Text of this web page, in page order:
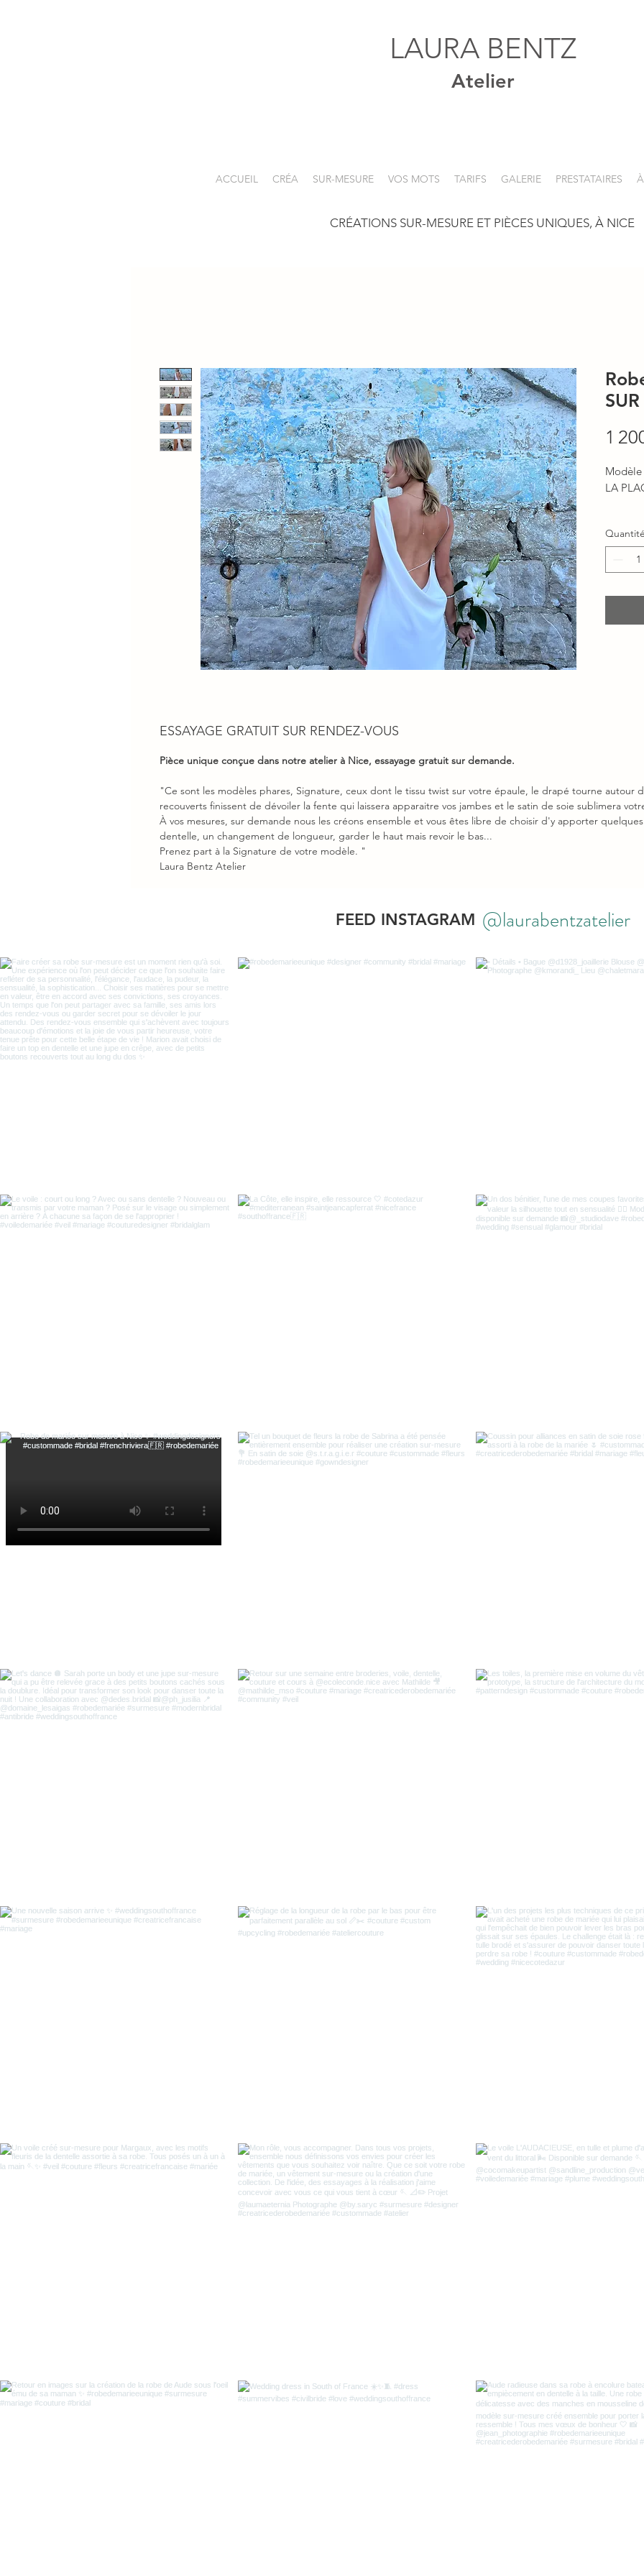
LAURA BENTZ
Atelier
ACCUEIL CRÉA SUR-MESURE VOS MOTS TARIFS GALERIE PRESTATAIRES
CRÉATIONS SUR-MESURE ET PIÈCES UNIQUES, À NICE
1
Modèle
LA
- Robe
- Tissu
-
viscose
TAILLE
-
Crédit
Quantité
ESSAYAGE GRATUIT SUR RENDEZ-VOUS
Pièce unique conçue dans notre atelier à Nice, essayage gratuit sur demande.
"Ce sont les modèles phares, Signature, ceux dont le tissu twist sur votre épaule, le drapé tourne autour
recouverts finissent de dévoiler la fente qui laissera apparaitre vos jambes et le satin de soie sublimera
À vos mesures, sur demande nous les créons ensemble et vous êtes libre de choisir d'y apporter
dentelle, un changement de longueur, garder le haut mais revoir le bas...
Prenez part à la Signature de votre modèle. "
Laura Bentz Atelier
FEED INSTAGRAM @laurabentzatelier